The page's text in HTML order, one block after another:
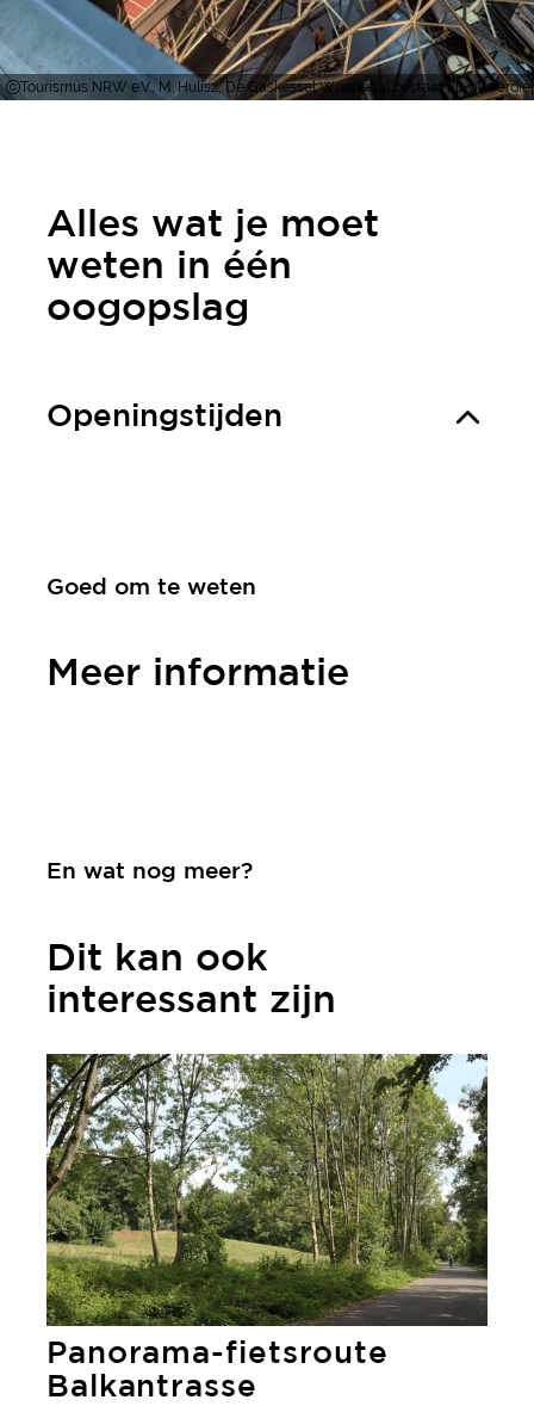
Tourismus NRW e.V., M. Hulisz, De Gaskessel Wuppertal bestaat uit vijf
Alles wat je moet
weten in één
oogopslag
Openingstijden
Goed om te weten
Meer informatie
En wat nog meer?
Dit kan ook
interessant zijn
Panorama-fietsroute
Balkantrasse
meer informatie